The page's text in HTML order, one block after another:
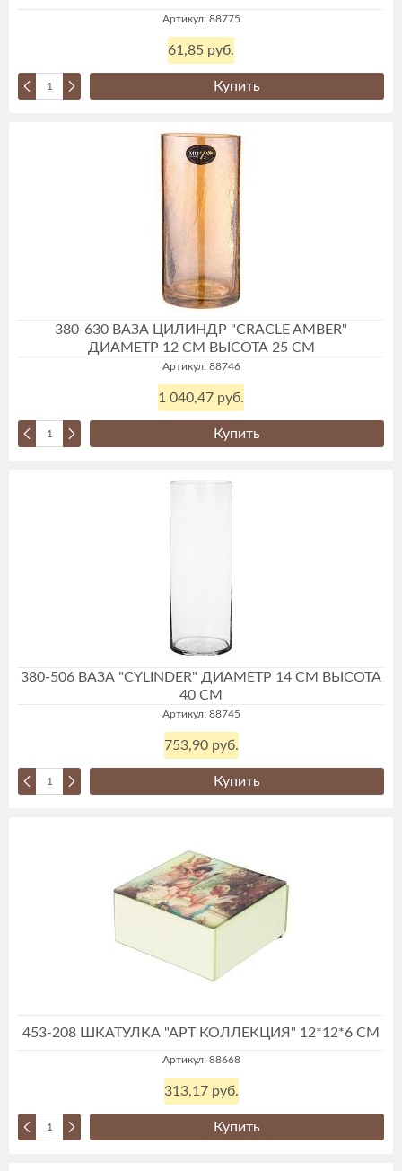
Артикул: 88775
61,85 руб.
Купить
380-630 ВАЗА ЦИЛИНДР "CRACLE AMBER"
ДИАМЕТР 12 СМ ВЫСОТА 25 СМ
Артикул: 88746
1 040,47 руб.
Купить
380-506 ВАЗА "CYLINDER" ДИАМЕТР 14 СМ ВЫСОТА
40 СМ
Артикул: 88745
753,90 руб.
Купить
453-208 ШКАТУЛКА "АРТ КОЛЛЕКЦИЯ" 12*12*6 СМ
Артикул: 88668
313,17 руб.
Купить